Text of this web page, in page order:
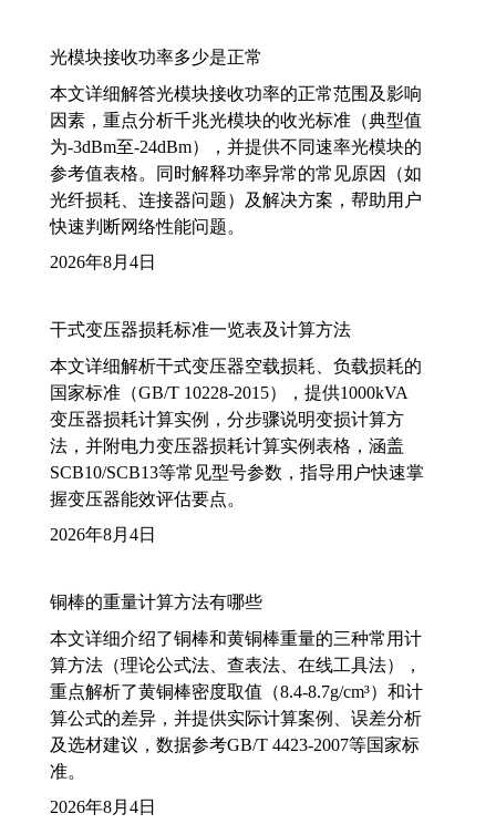
光模块接收功率多少是正常
本文详细解答光模块接收功率的正常范围及影响
因素，重点分析千兆光模块的收光标准（典型值
为-3dBm至-24dBm），并提供不同速率光模块的
参考值表格。同时解释功率异常的常见原因（如
光纤损耗、连接器问题）及解决方案，帮助用户
快速判断网络性能问题。
2026年8月4日
干式变压器损耗标准一览表及计算方法
本文详细解析干式变压器空载损耗、负载损耗的
国家标准（GB/T 10228-2015），提供1000kVA
变压器损耗计算实例，分步骤说明变损计算方
法，并附电力变压器损耗计算实例表格，涵盖
SCB10/SCB13等常见型号参数，指导用户快速掌
握变压器能效评估要点。
2026年8月4日
铜棒的重量计算方法有哪些
本文详细介绍了铜棒和黄铜棒重量的三种常用计
算方法（理论公式法、查表法、在线工具法），
重点解析了黄铜棒密度取值（8.4-8.7g/cm³）和计
算公式的差异，并提供实际计算案例、误差分析
及选材建议，数据参考GB/T 4423-2007等国家标
准。
2026年8月4日